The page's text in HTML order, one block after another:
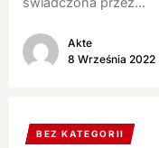
Akte
8 Września 2022
BEZ KATEGORII